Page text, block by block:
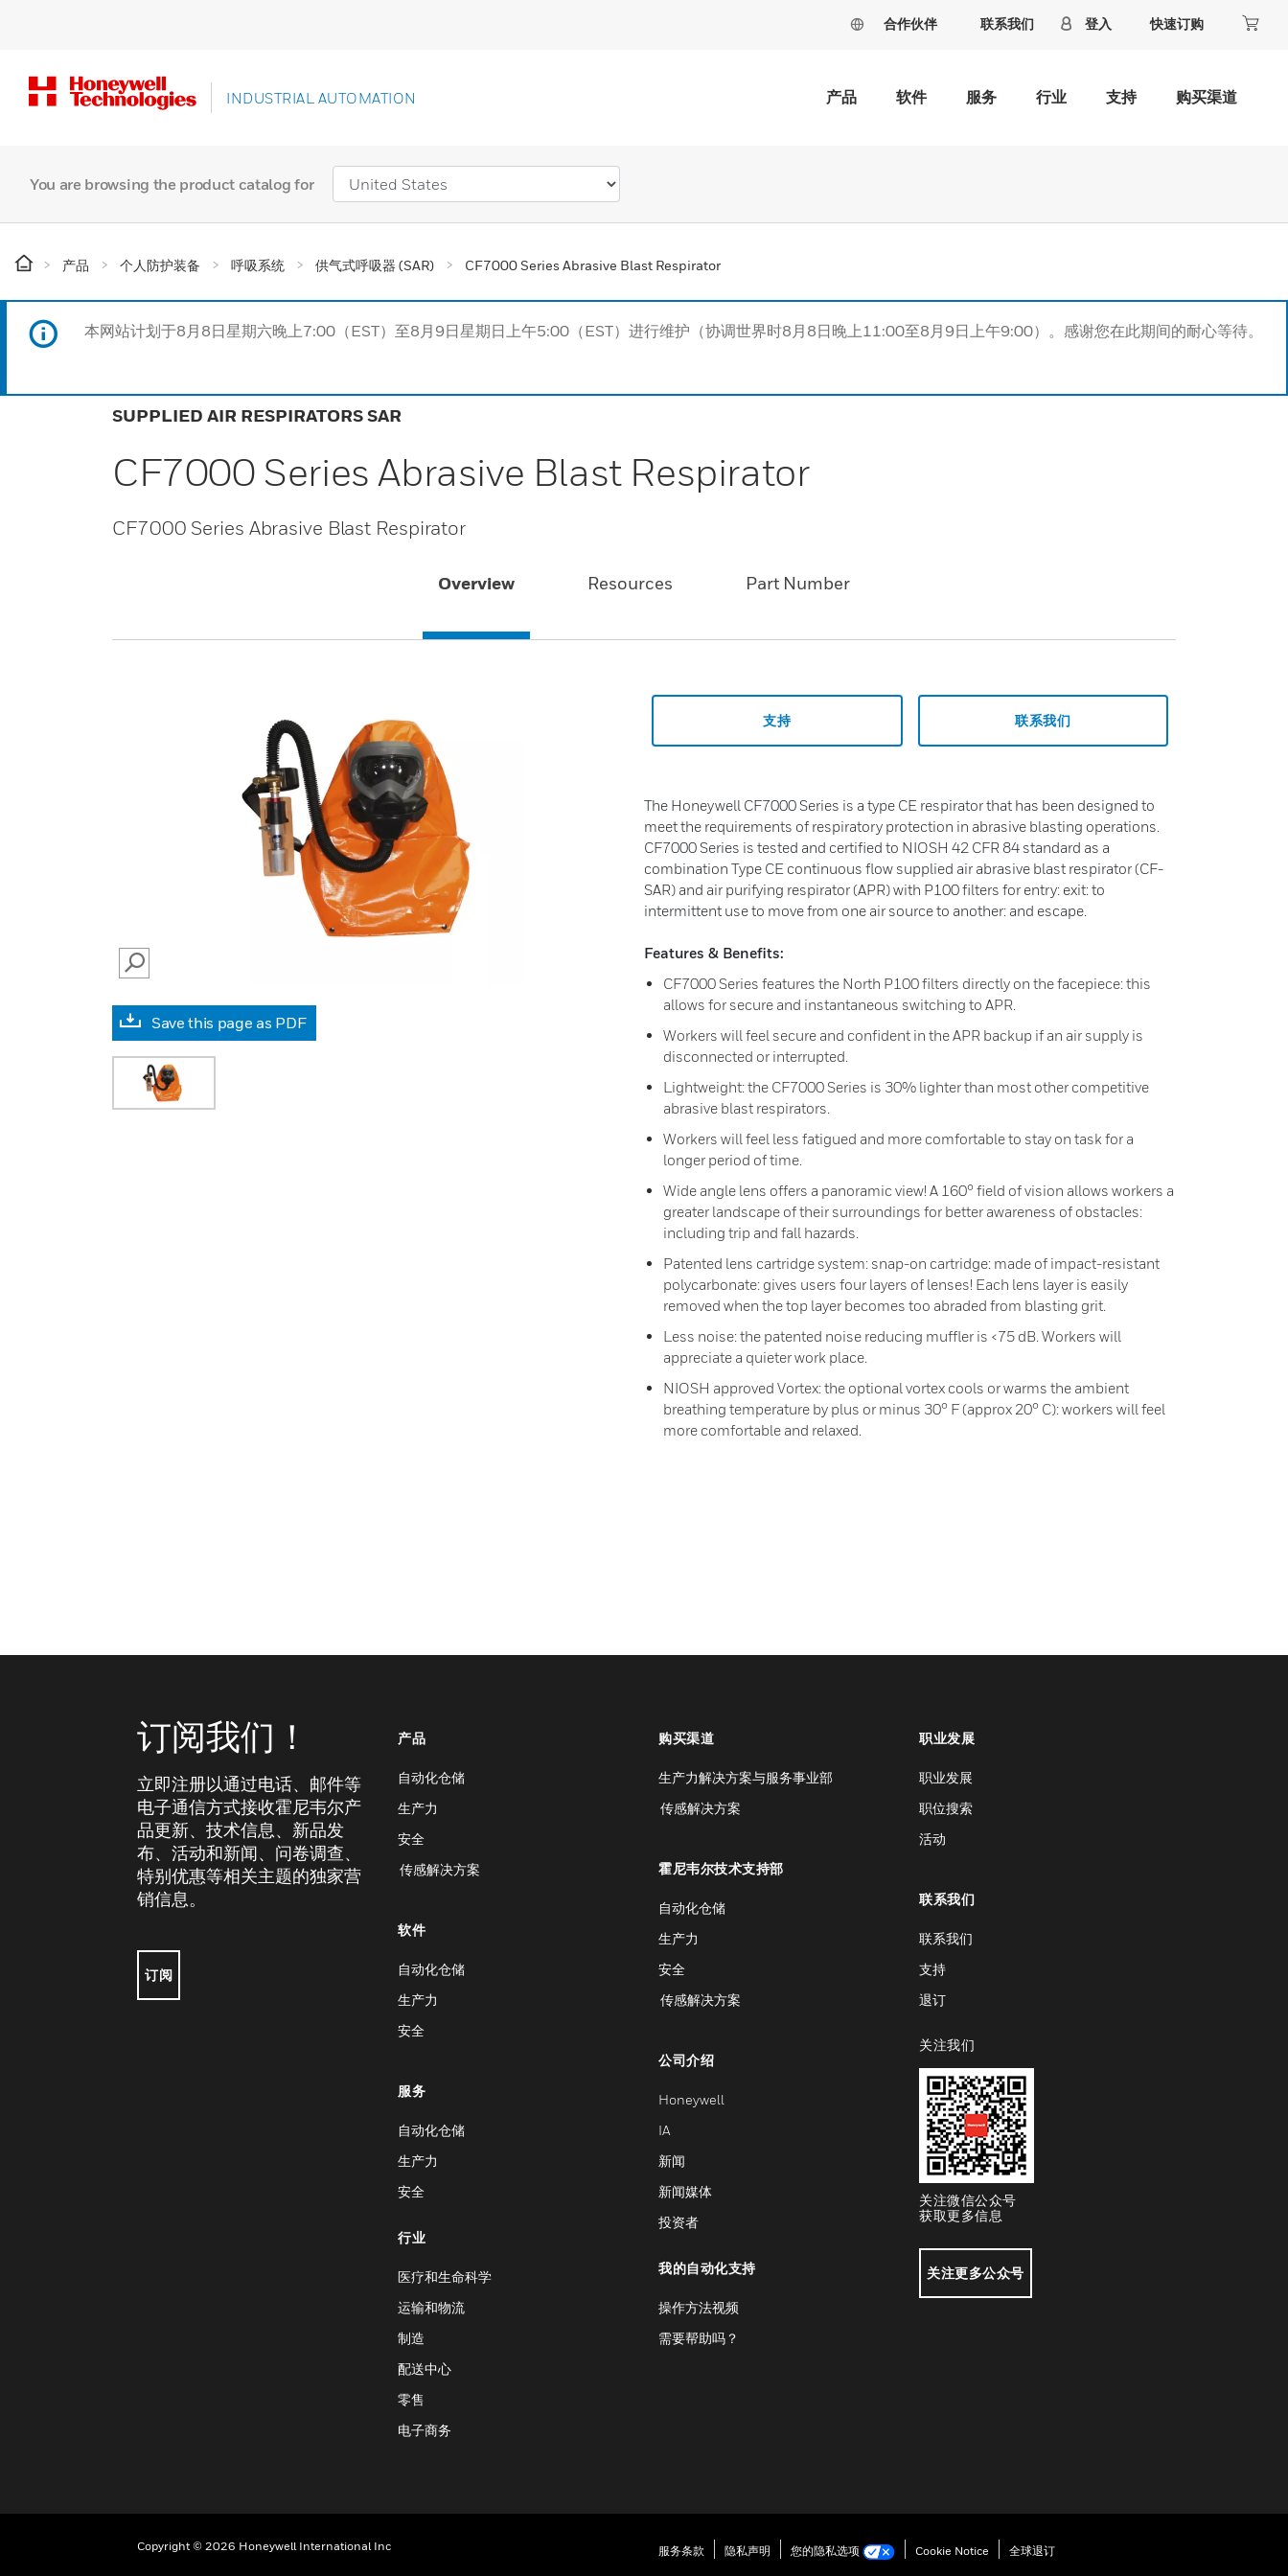
合作伙伴 联系我们 登入 快速订购
INDUSTRIAL AUTOMATION 产品 软件 服务 行业 支持 购买渠道
You are browsing the product catalog for
产品 个人防护装备 呼吸系统 供气式呼吸器 (SAR) CF7000 Series Abrasive Blast Respirator
本网站计划于8月8日星期六晚上7:00（EST）至8月9日星期日上午5:00（EST）进行维护（协调世界时8月8日晚上11:00至8月9日上午9:00）。感谢您在此期间的耐心等待。
SUPPLIED AIR RESPIRATORS SAR
CF7000 Series Abrasive Blast Respirator
CF7000 Series Abrasive Blast Respirator
Overview Resources Part Number
SEARCH
Save this page as PDF
支持 联系我们
The Honeywell CF7000 Series is a type CE respirator that has been designed to
meet the requirements of respiratory protection in abrasive blasting operations.
CF7000 Series is tested and certified to NIOSH 42 CFR 84 standard as a
combination Type CE continuous flow supplied air abrasive blast respirator (CF-
SAR) and air purifying respirator (APR) with P100 filters for entry: exit: to
intermittent use to move from one air source to another: and escape.
Features & Benefits:
CF7000 Series features the North P100 filters directly on the facepiece: this
allows for secure and instantaneous switching to APR.
Workers will feel secure and confident in the APR backup if an air supply is
disconnected or interrupted.
Lightweight: the CF7000 Series is 30% lighter than most other competitive
abrasive blast respirators.
Workers will feel less fatigued and more comfortable to stay on task for a
longer period of time.
Wide angle lens offers a panoramic view! A 160° field of vision allows workers a
greater landscape of their surroundings for better awareness of obstacles:
including trip and fall hazards.
Patented lens cartridge system: snap-on cartridge: made of impact-resistant
polycarbonate: gives users four layers of lenses! Each lens layer is easily
removed when the top layer becomes too abraded from blasting grit.
Less noise: the patented noise reducing muffler is <75 dB. Workers will
appreciate a quieter work place.
NIOSH approved Vortex: the optional vortex cools or warms the ambient
breathing temperature by plus or minus 30° F (approx 20° C): workers will feel
more comfortable and relaxed.
订阅我们！
立即注册以通过电话、邮件等
电子通信方式接收霍尼韦尔产
品更新、技术信息、新品发
布、活动和新闻、问卷调查、
特别优惠等相关主题的独家营
销信息。
订阅
产品
自动化仓储
生产力
安全
传感解决方案
软件
自动化仓储
生产力
安全
服务
自动化仓储
生产力
安全
行业
医疗和生命科学
运输和物流
制造
配送中心
零售
电子商务
购买渠道
生产力解决方案与服务事业部
传感解决方案
霍尼韦尔技术支持部
自动化仓储
生产力
安全
传感解决方案
公司介绍
Honeywell
IA
新闻
新闻媒体
投资者
我的自动化支持
操作方法视频
需要帮助吗？
职业发展
职业发展
职位搜索
活动
联系我们
联系我们
支持
退订
关注我们
关注微信公众号
获取更多信息
关注更多公众号
Copyright © 2026 Honeywell International Inc 服务条款 隐私声明 您的隐私选项 Cookie Notice 全球退订